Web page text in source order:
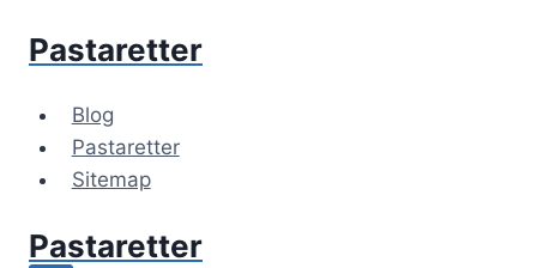
Pastaretter
Blog
Pastaretter
Sitemap
Pastaretter